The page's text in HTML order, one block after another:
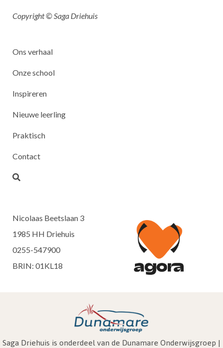
Copyright © Saga Driehuis
Ons verhaal
Onze school
Inspireren
Nieuwe leerling
Praktisch
Contact
Nicolaas Beetslaan 3
1985 HH Driehuis
0255-547900
BRIN: 01KL18
Saga Driehuis is onderdeel van de Dunamare Onderwijsgroep |